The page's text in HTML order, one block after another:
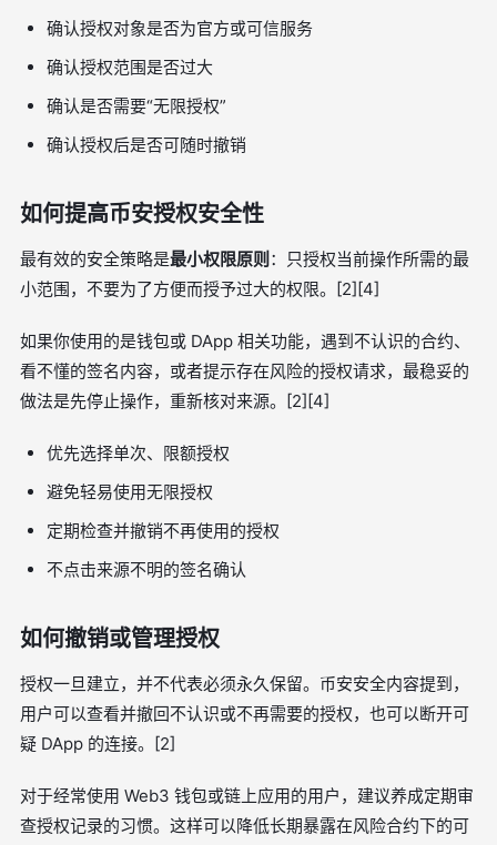
确认授权对象是否为官方或可信服务
确认授权范围是否过大
确认是否需要“无限授权”
确认授权后是否可随时撤销
如何提高币安授权安全性
最有效的安全策略是最小权限原则 ：只授权当前操作所需的最
小范围，不要为了方便而授予过大的权限。[2][4]
如果你使用的是钱包或 DApp 相关功能，遇到不认识的合约、
看不懂的签名内容，或者提示存在风险的授权请求，最稳妥的
做法是先停止操作，重新核对来源。[2][4]
优先选择单次、限额授权
避免轻易使用无限授权
定期检查并撤销不再使用的授权
不点击来源不明的签名确认
如何撤销或管理授权
授权一旦建立，并不代表必须永久保留。币安安全内容提到，
用户可以查看并撤回不认识或不再需要的授权，也可以断开可
疑 DApp 的连接。[2]
对于经常使用 Web3 钱包或链上应用的用户，建议养成定期审
查授权记录的习惯。这样可以降低长期暴露在风险合约下的可